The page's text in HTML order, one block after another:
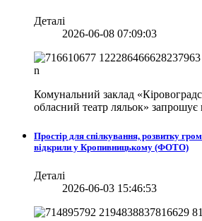
Деталі
2026-06-08 07:09:03
Комунальний заклад
обласний театр ляльок» запрошує
Простір для спілкування, розвитку
відкрили у Кропивницькому (ФОТО)
Деталі
2026-06-03 15:46:53